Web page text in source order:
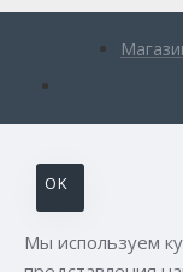
OK
Мы используем